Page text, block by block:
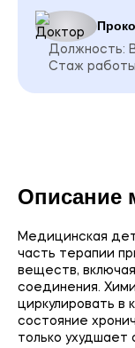
Должность:
Стаж
Описание
Медицинская
часть терапии
веществ,
соединения.
циркулировать в
состояние
только ухудшает